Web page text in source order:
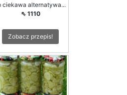
ciekawa alternatywa...
⇖ 1110
Zobacz przepis!